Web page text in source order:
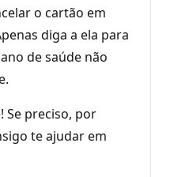
o cartão em
diga a ela para
de saúde não
Se preciso, por
te ajudar em